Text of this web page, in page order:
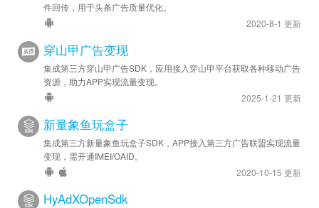
件回传，用于头条广告质量优化。
2020-8-1 更新
穿山甲广告变现
集成第三方穿山甲广告SDK，应用接入穿山甲平台获取各种移动广告
资源，助力APP实现流量变现。
2025-1-21 更新
新量象鱼玩盒子
集成第三方新量象鱼玩盒子SDK，APP接入第三方广告联盟实现流量
变现，需开通IMEI/OAID。
2020-10-15 更新
HyAdXOpenSdk